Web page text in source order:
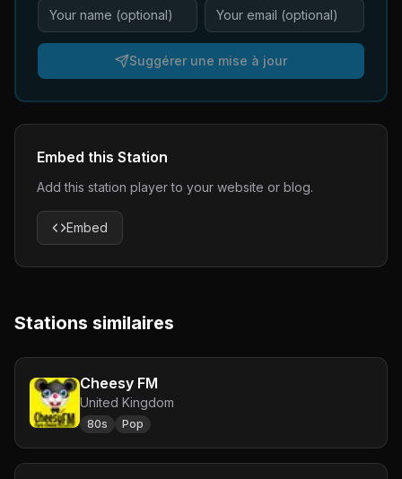
Suggérer une mise à jour
Embed this Station
Add this station player to your website or blog.
Embed
Stations similaires
Cheesy FM
United Kingdom
80s Pop